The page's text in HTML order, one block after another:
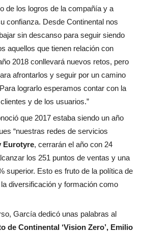
de los logros de la compañía y a
confianza. Desde Continental nos
sin descanso para seguir siendo
aquellos que tienen relación con
2018 conllevará nuevos retos, pero
afrontarlos y seguir por un camino
lograrlo esperamos contar con la
y de los usuarios.”
que 2017 estaba siendo un año
“nuestras redes de servicios
Eurotyre, cerrarán el año con 24
los 251 puntos de ventas y una
superior. Esto es fruto de la política de
diversificación y formación como
García dedicó unas palabras al
de Continental ‘Vision Zero’, Emilio